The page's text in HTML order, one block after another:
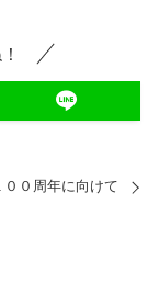
００周年に向けて